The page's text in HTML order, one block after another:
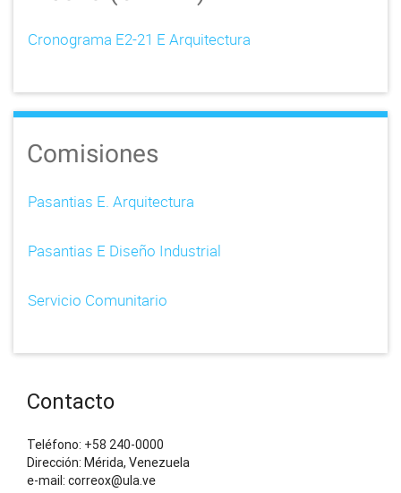
Cronograma E2-21 E Arquitectura
Comisiones
Pasantias E. Arquitectura
Pasantias E Diseño Industrial
Servicio Comunitario
Contacto
Teléfono: +58 240-0000
Dirección: Mérida, Venezuela
e-mail: correox@ula.ve